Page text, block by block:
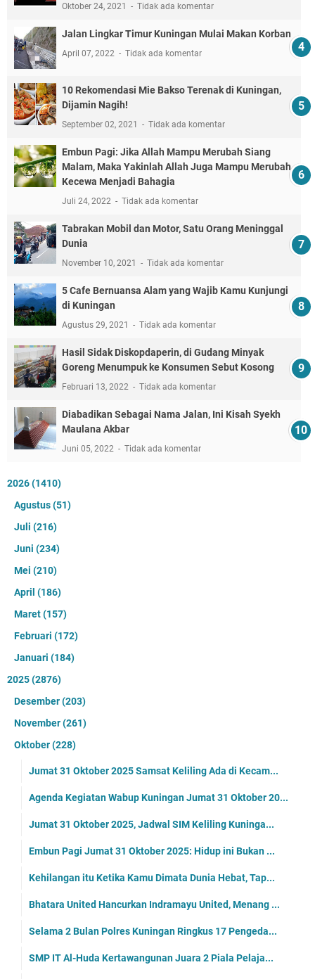
Oktober 24, 2021 Tidak ada komentar
Jalan Lingkar Timur Kuningan Mulai Makan Korban
April 07, 2022 Tidak ada komentar
10 Rekomendasi Mie Bakso Terenak di Kuningan,
Dijamin Nagih!
September 02, 2021 Tidak ada komentar
Embun Pagi: Jika Allah Mampu Merubah Siang
Malam, Maka Yakinlah Allah Juga Mampu Merubah
Kecewa Menjadi Bahagia
Juli 24, 2022 Tidak ada komentar
Tabrakan Mobil dan Motor, Satu Orang Meninggal
Dunia
November 10, 2021 Tidak ada komentar
5 Cafe Bernuansa Alam yang Wajib Kamu Kunjungi
di Kuningan
Agustus 29, 2021 Tidak ada komentar
Hasil Sidak Diskopdaperin, di Gudang Minyak
Goreng Menumpuk ke Konsumen Sebut Kosong
Februari 13, 2022 Tidak ada komentar
Diabadikan Sebagai Nama Jalan, Ini Kisah Syekh
Maulana Akbar
Juni 05, 2022 Tidak ada komentar
2026(1410)
Agustus(51)
Juli (216)
Juni (234)
Mei (210)
April (186)
Maret(157)
Februari (172)
Januari (184)
2025(2876)
Desember(203)
November(261)
Oktober(228)
Jumat 31 Oktober 2025 Samsat Keliling Ada di Kecam...
Agenda Kegiatan Wabup Kuningan Jumat 31 Oktober 20...
Jumat 31 Oktober 2025, Jadwal SIM Keliling Kuninga...
Embun Pagi Jumat 31 Oktober 2025: Hidup ini Bukan ...
Kehilangan itu Ketika Kamu Dimata Dunia Hebat, Tap...
Bhatara United Hancurkan Indramayu United, Menang ...
Selama 2 Bulan Polres Kuningan Ringkus 17 Pengeda...
SMP IT Al-Huda Kertawangunan Juara 2 Piala Pelaja...